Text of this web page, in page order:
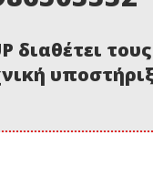
διαθέτει